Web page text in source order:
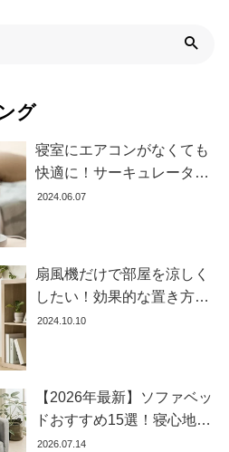
グ
寝室にエアコンがなくても
快適に！サーキュレーター
の効果的な使い方とおすす
2024.06.07
扇風機だけで部屋を涼しく
したい！効果的な置き方と
おすすめ商品を紹介します
2024.10.10
【2026年最新】ソファベッ
ドおすすめ15選！寝心地で
失敗しない選び方
2026.07.14